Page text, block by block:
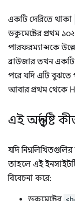
একটি দেরিতে থাকা
ডকুমেন্টের প্রথম
পারফরম্যান্সকে
ব্রাউজার তখন একটি
পরে যদি এটি বুঝতে
আবার প্রথম থেকে
এই অন্তর্দৃষ্টি
যদি
তাহলে এই
বিবেচনা করে: